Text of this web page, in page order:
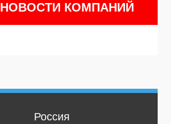
НОВОСТИ КОМПАНИЙ
Россия